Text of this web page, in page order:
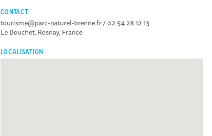
CONTACT
tourisme@parc-naturel-brenne.fr / 02 54 28 12 13
Le Bouchet, Rosnay, France
LOCALISATION